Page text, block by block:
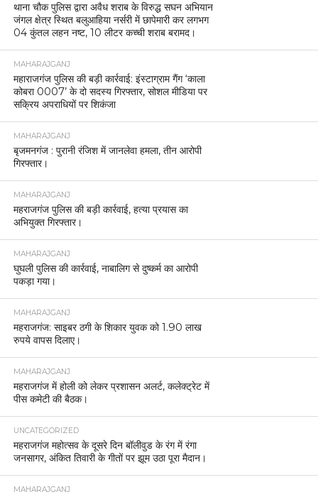
थाना चौक पुलिस द्वारा अवैध शराब के विरुद्ध सघन अभियान
जंगल क्षेत्र स्थित बलुआहिया नर्सरी में छापेमारी कर लगभग
04 कुंतल लहन नष्ट, 10 लीटर कच्ची शराब बरामद।
MAHARAJGANJ
महाराजगंज पुलिस की बड़ी कार्रवाई: इंस्टाग्राम गैंग ‘काला
कोबरा 0007’ के दो सदस्य गिरफ्तार, सोशल मीडिया पर
सक्रिय अपराधियों पर शिकंजा
MAHARAJGANJ
बृजमनगंज : पुरानी रंजिश में जानलेवा हमला, तीन आरोपी
गिरफ्तार।
MAHARAJGANJ
महराजगंज पुलिस की बड़ी कार्रवाई, हत्या प्रयास का
अभियुक्त गिरफ्तार।
MAHARAJGANJ
घुघली पुलिस की कार्रवाई, नाबालिग से दुष्कर्म का आरोपी
पकड़ा गया।
MAHARAJGANJ
महराजगंज: साइबर ठगी के शिकार युवक को 1.90 लाख
रुपये वापस दिलाए।
MAHARAJGANJ
महराजगंज में होली को लेकर प्रशासन अलर्ट, कलेक्ट्रेट में
पीस कमेटी की बैठक।
UNCATEGORIZED
महराजगंज महोत्सव के दूसरे दिन बॉलीवुड के रंग में रंगा
जनसागर, अंकित तिवारी के गीतों पर झूम उठा पूरा मैदान।
MAHARAJGANJ